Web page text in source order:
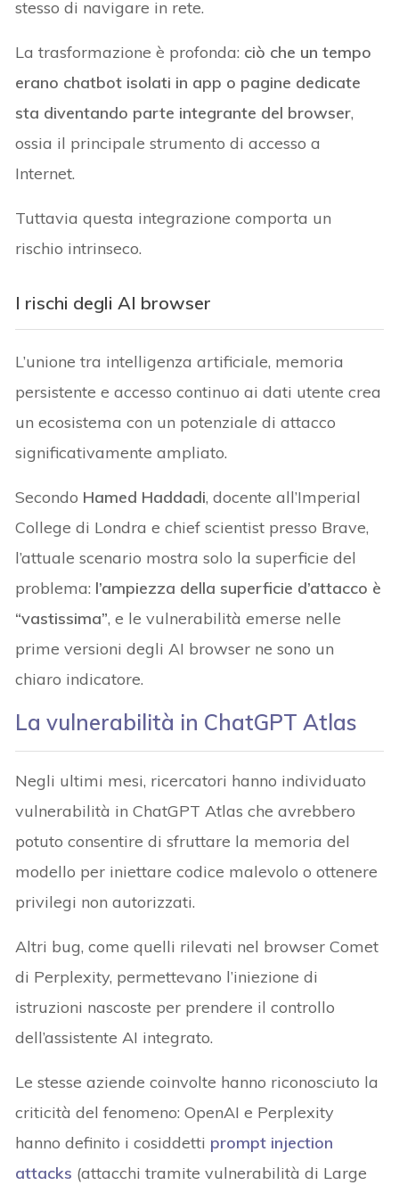
stesso di navigare in rete.
La trasformazione è profonda: ciò che un tempo
erano chatbot isolati in app o pagine dedicate
sta diventando parte integrante del browser,
ossia il principale strumento di accesso a
Internet.
Tuttavia questa integrazione comporta un
rischio intrinseco.
I rischi degliAI browser
L’unione tra intelligenza artificiale, memoria
persistente e accesso continuo ai dati utente crea
un ecosistema con un potenziale di attacco
significativamente ampliato.
Secondo Hamed Haddadi, docente all’Imperial
College di Londra e chief scientist presso Brave,
l’attuale scenario mostra solo la superficie del
problema: l’ampiezza della superficie d’attacco è
“vastissima”, e le vulnerabilità emerse nelle
prime versioni degli AI browser ne sono un
chiaro indicatore.
La vulnerabilità in ChatGPT Atlas
Negli ultimi mesi, ricercatori hanno individuato
vulnerabilità in ChatGPT Atlas che avrebbero
potuto consentire di sfruttare la memoria del
modello per iniettare codice malevolo o ottenere
privilegi non autorizzati.
Altri bug, come quelli rilevati nel browser Comet
di Perplexity, permettevano l’iniezione di
istruzioni nascoste per prendere il controllo
dell’assistente AI integrato.
Le stesse aziende coinvolte hanno riconosciuto la
criticità del fenomeno: OpenAI e Perplexity
hanno definito i cosiddetti prompt injection
attacks (attacchi tramite vulnerabilità di Large